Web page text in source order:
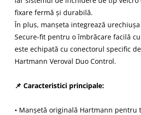
fixare fermă și durabilă.
În plus, manșeta integrează
Secure-fit pentru o îmbrăcare facilă
este echipată cu conectorul specific
Hartmann Veroval Duo Control.
📌 Caracteristici principale:
• Manșetă originală Hartmann pentru